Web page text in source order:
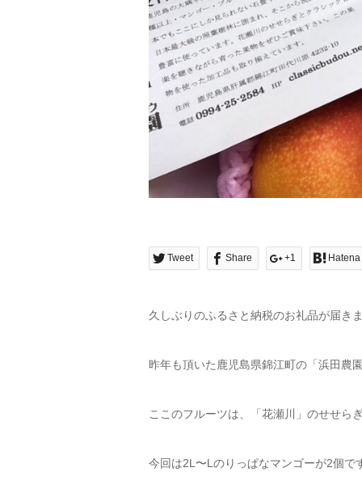
Tweet Share +1 Hatena
久しぶりのふるさと納税のお礼品が届き
昨年も頂いた鹿児島県錦江町の「浜田農
ここのフルーツは、「花瀬川」のせせら
今回は2L〜Lのりっぱなマンゴーが2個で